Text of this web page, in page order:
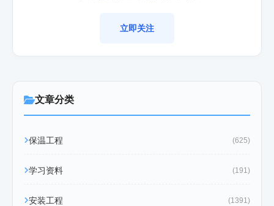
立即关注
文章分类
保温工程 (625)
学习资料 (191)
安装工程 (1391)